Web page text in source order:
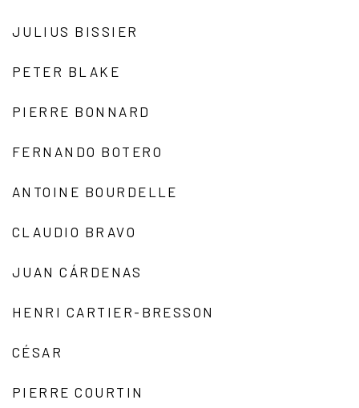
JULIUS BISSIER
PETER BLAKE
PIERRE BONNARD
FERNANDO BOTERO
ANTOINE BOURDELLE
CLAUDIO BRAVO
JUAN CÁRDENAS
HENRI CARTIER-BRESSON
CÉSAR
PIERRE COURTIN